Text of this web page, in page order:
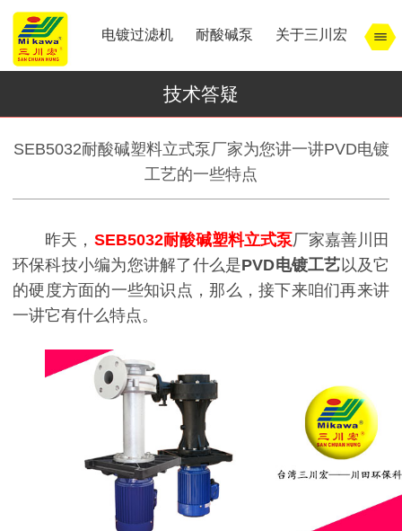
电镀过滤机 耐酸碱泵 关于三川宏
技术答疑
SEB5032耐酸碱塑料立式泵厂家为您讲一讲PVD电镀
工艺的一些特点
昨天， SEB5032耐酸碱塑料立式泵厂家嘉善川田
环保科技小编为您讲解了什么是PVD电镀工艺 以及它
的硬度方面的一些知识点，那么，接下来咱们再来讲
一讲它有什么特点。